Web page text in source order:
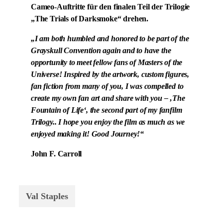
Cameo-Auftritte für den finalen Teil der Trilogie
„The Trials of Darksmoke“ drehen.
„I am both humbled and honored to be part of the
Grayskull Convention again and to have the
opportunity to meet fellow fans of Masters of the
Universe! Inspired by the artwork, custom figures,
fan fiction from many of you, I was compelled to
create my own fan art and share with you – ‚The
Fountain of Life‘, the second part of my fanfilm
Trilogy.. I hope you enjoy the film as much as we
enjoyed making it! Good Journey!“
John F. Carroll
Val Staples